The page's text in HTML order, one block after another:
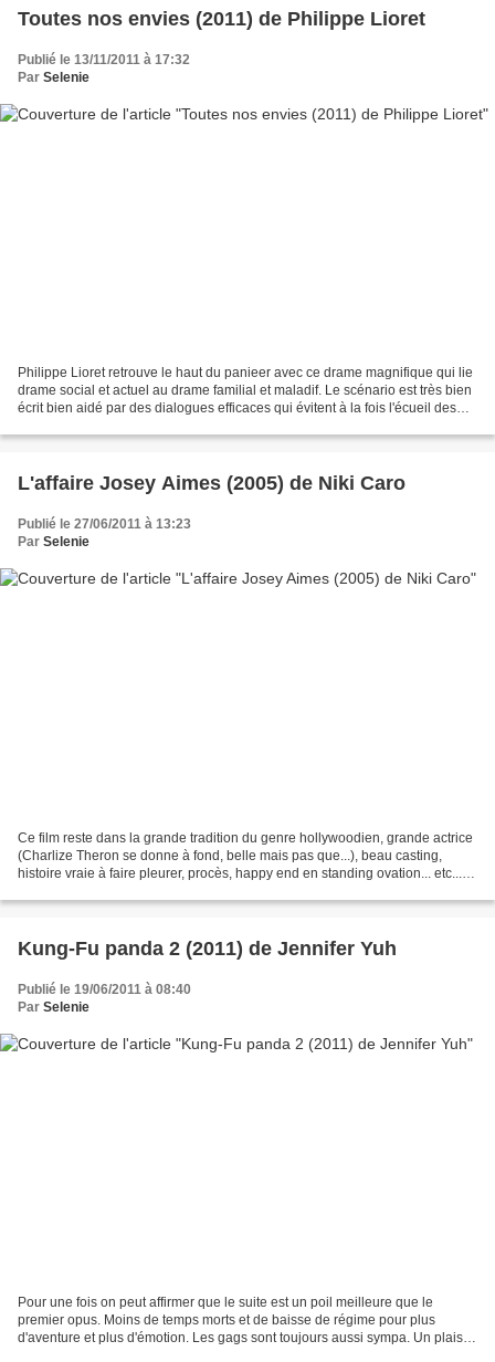
Toutes nos envies (2011) de Philippe Lioret
Publié le 13/11/2011 à 17:32
Par Selenie
Philippe Lioret retrouve le haut du panieer avec ce drame magnifique qui lie
drame social et actuel au drame familial et maladif. Le scénario est très bien
écrit bien aidé par des dialogues efficaces qui évitent à la fois l'écueil des
L'affaire Josey Aimes (2005) de Niki Caro
Publié le 27/06/2011 à 13:23
Par Selenie
Ce film reste dans la grande tradition du genre hollywoodien, grande actrice
(Charlize Theron se donne à fond, belle mais pas que...), beau casting,
histoire vraie à faire pleurer, procès, happy end en standing ovation... etc...
Kung-Fu panda 2 (2011) de Jennifer Yuh
Publié le 19/06/2011 à 08:40
Par Selenie
Pour une fois on peut affirmer que le suite est un poil meilleure que le
premier opus. Moins de temps morts et de baisse de régime pour plus
d'aventure et plus d'émotion. Les gags sont toujours aussi sympa. Un plaisir